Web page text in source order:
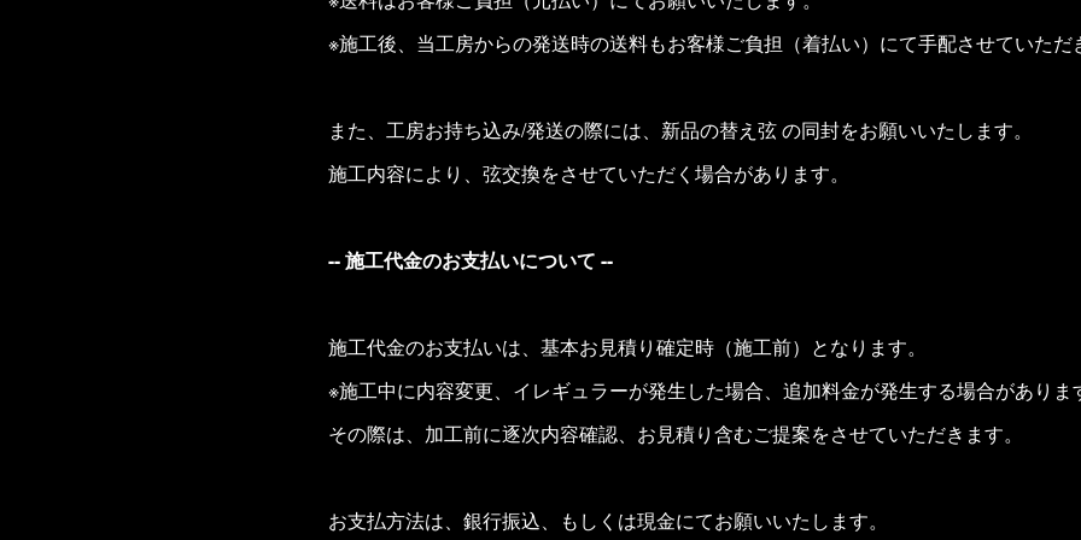
※施工後、当工房からの発送時の送料もお客様ご負担（着払い）にて手配させていただ
また、工房お持ち込み/発送の際には、新品の替え弦 の同封をお願いいたします。
施工内容により、弦交換をさせていただく場合があります。
-- 施工代金のお支払いについて --
施工代金のお支払いは、基本お見積り確定時（施工前）となります。
※施工中に内容変更、イレギュラーが発生した場合、追加料金が発生する場合がありま
その際は、加工前に逐次内容確認、お見積り含むご提案をさせていただきます。
お支払方法は、銀行振込、もしくは現金にてお願いいたします。